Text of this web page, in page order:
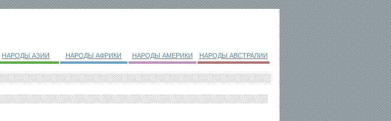
НАРОДЫ АЗИИ НАРОДЫ АФРИКИ НАРОДЫ АМЕРИКИ НАРОДЫ АВСТРАЛИИ